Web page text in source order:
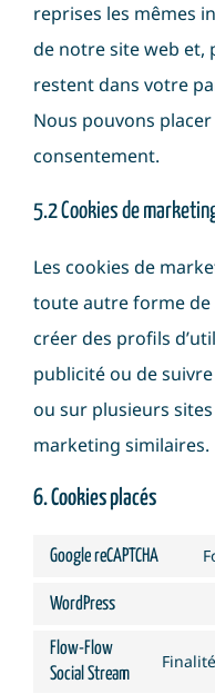
reprises les mêmes
de notre site web et,
restent dans votre
Nous pouvons
consentement.
5.2 Cookies de
Les cookies de
toute autre forme de
créer des profils
publicité ou de
ou sur plusieurs
marketing similaires.
6. Cookies placés
Google reCAPTCHA
WordPress
Flow-Flow
Social Stream